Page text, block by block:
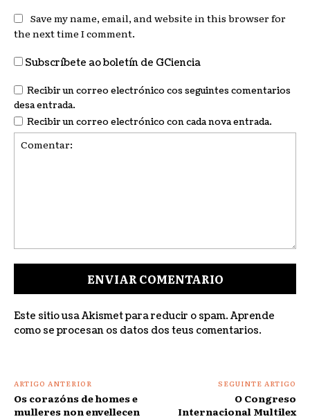
Save my name, email, and website in this browser for
the next time I comment.
Subscríbete ao boletín de GCiencia
Recibir un correo electrónico cos seguintes comentarios
desa entrada.
Recibir un correo electrónico con cada nova entrada.
Este sitio usa Akismet para reducir o spam. Aprende
como se procesan os datos dos teus comentarios.
ARTIGO ANTERIOR
Os corazóns de homes e
mulleres non envellecen
SEGUINTE ARTIGO
O Congreso
Internacional Multilex